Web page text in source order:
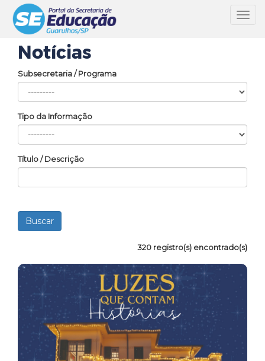
Notícias
Subsecretaria / Programa
Tipo da Informação
Título / Descrição
320 registro(s) encontrado(s)